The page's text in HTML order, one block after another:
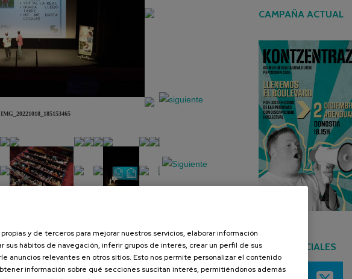
IMG_20221018_185153465
CAMPAÑA ACTUAL
REDES SOCIALES
y de terceros para mejorar nuestros servicios, elaborar información
sus hábitos de navegación, inferir grupos de interés, crear un perfil de sus
anuncios relevantes en otros sitios. Esto nos permite personalizar el contenido
información sobre qué secciones suscitan interés, permitiéndonos además